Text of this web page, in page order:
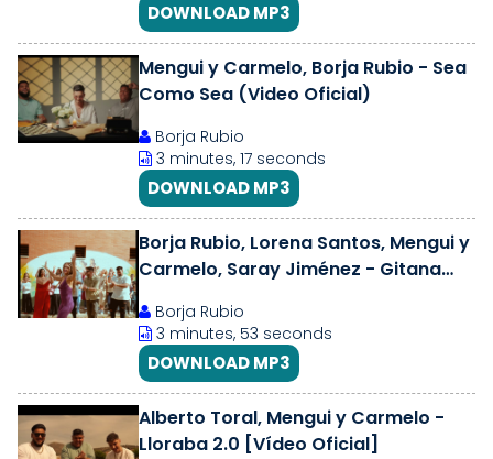
DOWNLOAD MP3
Mengui y Carmelo, Borja Rubio - Sea
Como Sea (Video Oficial)
Borja Rubio
3 minutes, 17 seconds
DOWNLOAD MP3
Borja Rubio, Lorena Santos, Mengui y
Carmelo, Saray Jiménez - Gitana
Borja Rubio
3 minutes, 53 seconds
DOWNLOAD MP3
Alberto Toral, Mengui y Carmelo -
Lloraba 2.0 [Vídeo Oficial]